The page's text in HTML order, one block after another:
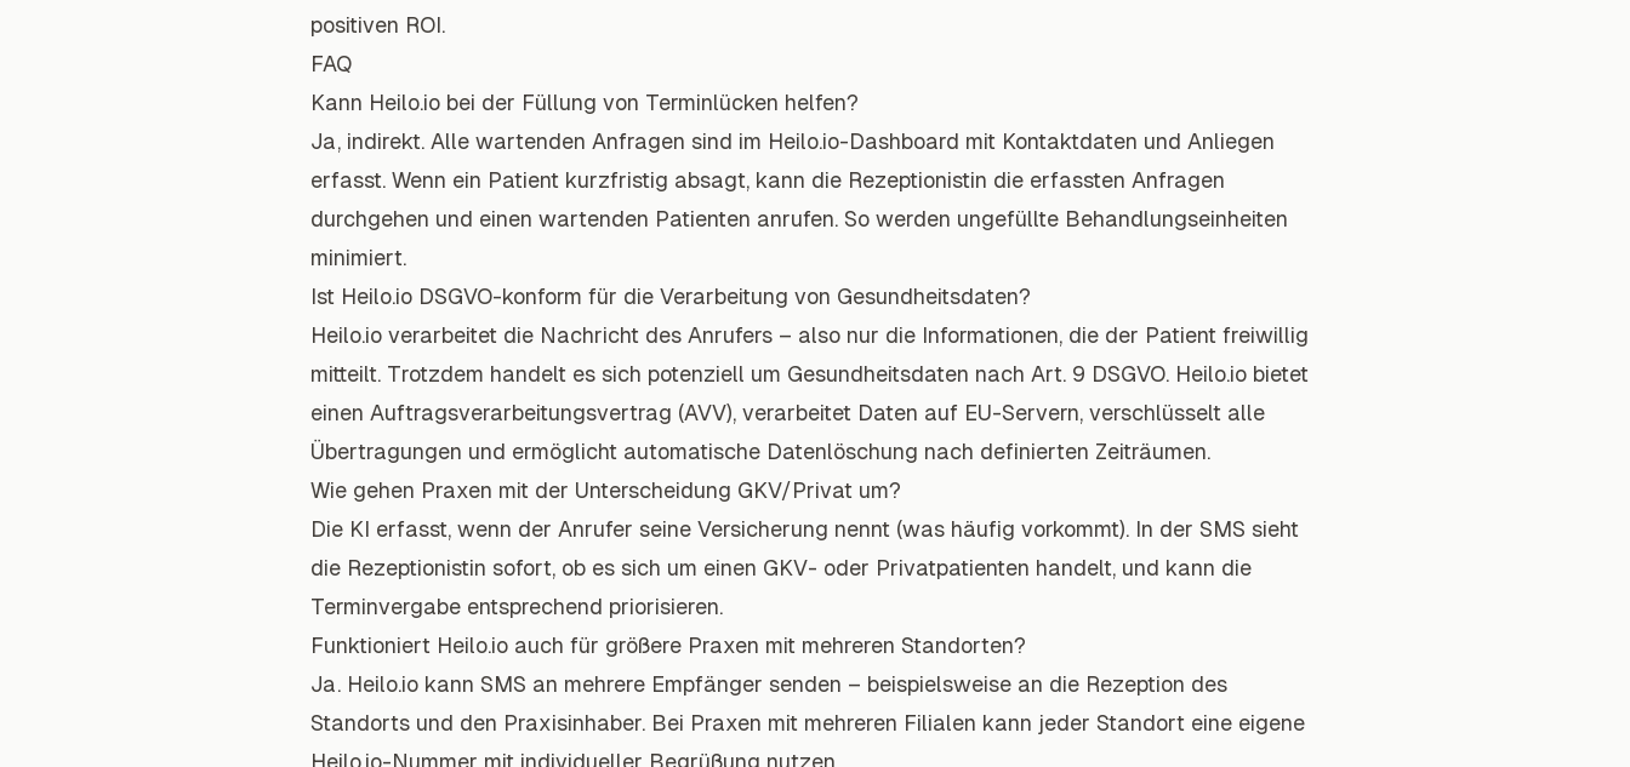
positiven ROI.
FAQ
Kann Heilo.io bei der Füllung von Terminlücken helfen?
Ja, indirekt. Alle wartenden Anfragen sind im Heilo.io-Dashboard mit Kontaktdaten und Anliegen
erfasst. Wenn ein Patient kurzfristig absagt, kann die Rezeptionistin die erfassten Anfragen
durchgehen und einen wartenden Patienten anrufen. So werden ungefüllte Behandlungseinheiten
minimiert.
Ist Heilo.io DSGVO-konform für die Verarbeitung von Gesundheitsdaten?
Heilo.io verarbeitet die Nachricht des Anrufers – also nur die Informationen, die der Patient freiwillig
mitteilt. Trotzdem handelt es sich potenziell um Gesundheitsdaten nach Art. 9 DSGVO. Heilo.io bietet
einen Auftragsverarbeitungsvertrag (AVV), verarbeitet Daten auf EU-Servern, verschlüsselt alle
Übertragungen und ermöglicht automatische Datenlöschung nach definierten Zeiträumen.
Wie gehen Praxen mit der Unterscheidung GKV/Privat um?
Die KI erfasst, wenn der Anrufer seine Versicherung nennt (was häufig vorkommt). In der SMS sieht
die Rezeptionistin sofort, ob es sich um einen GKV- oder Privatpatienten handelt, und kann die
Terminvergabe entsprechend priorisieren.
Funktioniert Heilo.io auch für größere Praxen mit mehreren Standorten?
Ja. Heilo.io kann SMS an mehrere Empfänger senden – beispielsweise an die Rezeption des
Standorts und den Praxisinhaber. Bei Praxen mit mehreren Filialen kann jeder Standort eine eigene
Heilo.io-Nummer mit individueller Begrüßung nutzen.